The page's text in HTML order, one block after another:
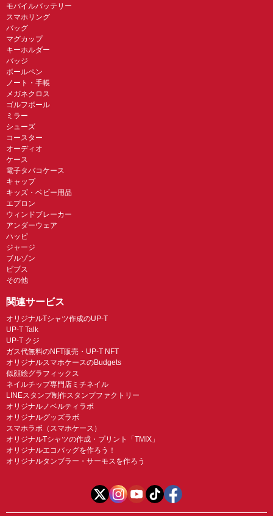
モバイルバッテリー
スマホリング
バッグ
マグカップ
キーホルダー
バッジ
ボールペン
ノート・手帳
メガネクロス
ゴルフボール
ミラー
シューズ
コースター
オーディオ
ケース
電子タバコケース
キャップ
キッズ・ベビー用品
エプロン
ウィンドブレーカー
アンダーウェア
ハッピ
ジャージ
ブルゾン
ビブス
その他
関連サービス
オリジナルTシャツ作成のUP-T
UP-T Talk
UP-T クジ
ガス代無料のNFT販売・UP-T NFT
オリジナルスマホケースのBudgets
似顔絵グラフィックス
ネイルチップ専門店ミチネイル
LINEスタンプ制作スタンプファクトリー
オリジナルノベルティラボ
オリジナルグッズラボ
スマホラボ（スマホケース）
オリジナルTシャツの作成・プリント「TMIX」
オリジナルエコバッグを作ろう！
オリジナルタンブラー・サーモスを作ろう